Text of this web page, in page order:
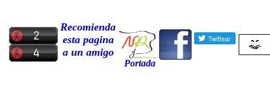
Recomienda
esta pagina
a un amigo
Portada